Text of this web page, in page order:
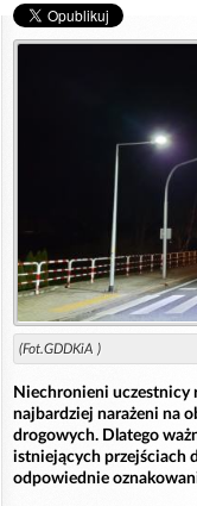
(Fot.GDDKiA )
Niechronieni uczestnicy
najbardziej narażeni na
drogowych. Dlatego
istniejących przejściach
odpowiednie